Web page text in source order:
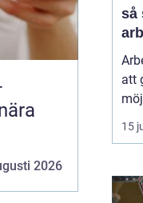
2026
så
att
15